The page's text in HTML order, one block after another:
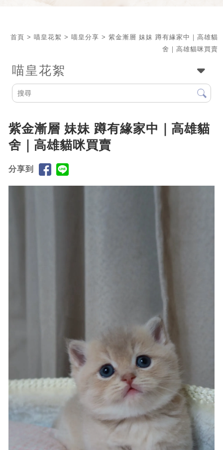
首頁 > 喵皇花絮 > 喵皇分享 > 紫金漸層 妹妹 ‎蹲有緣家中｜高雄貓
舍｜高雄貓咪買賣
喵皇花絮
紫金漸層 妹妹 ‎蹲有緣家中｜高雄貓
舍｜高雄貓咪買賣
分享到